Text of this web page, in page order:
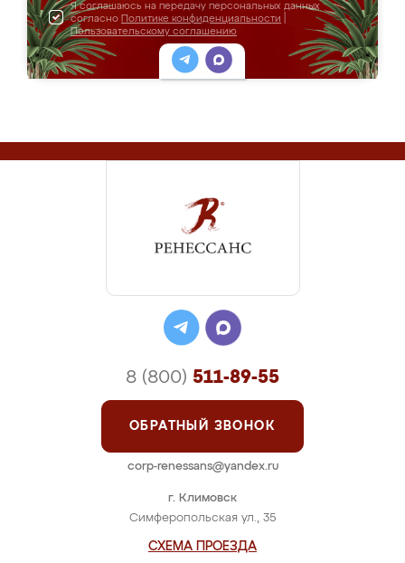
Я соглашаюсь на передачу персональных данных
согласно Политике конфиденциальности
Пользовательскому соглашению
г. Климовск
Симферопольская ул., 35
СХЕМА ПРОЕЗДА
8 (800) 511-89-55
ОБРАТНЫЙ ЗВОНОК
corp-renessans@yandex.ru